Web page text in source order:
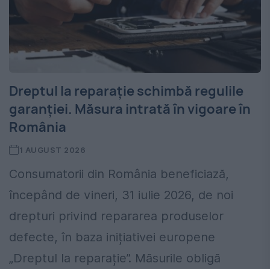
Dreptul la reparație schimbă regulile
garanției. Măsura intrată în vigoare în
România
1 AUGUST 2026
Consumatorii din România beneficiază,
începând de vineri, 31 iulie 2026, de noi
drepturi privind repararea produselor
defecte, în baza inițiativei europene
„Dreptul la reparație”. Măsurile obligă